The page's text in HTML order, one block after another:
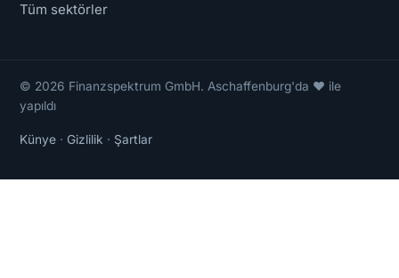
Tüm sektörler
© 2026 Finanzspektrum GmbH. Aschaffenburg'da ❤ ile
yapıldı
Künye · Gizlilik · Şartlar